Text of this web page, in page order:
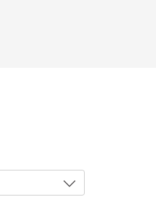
na CLDF podem ser